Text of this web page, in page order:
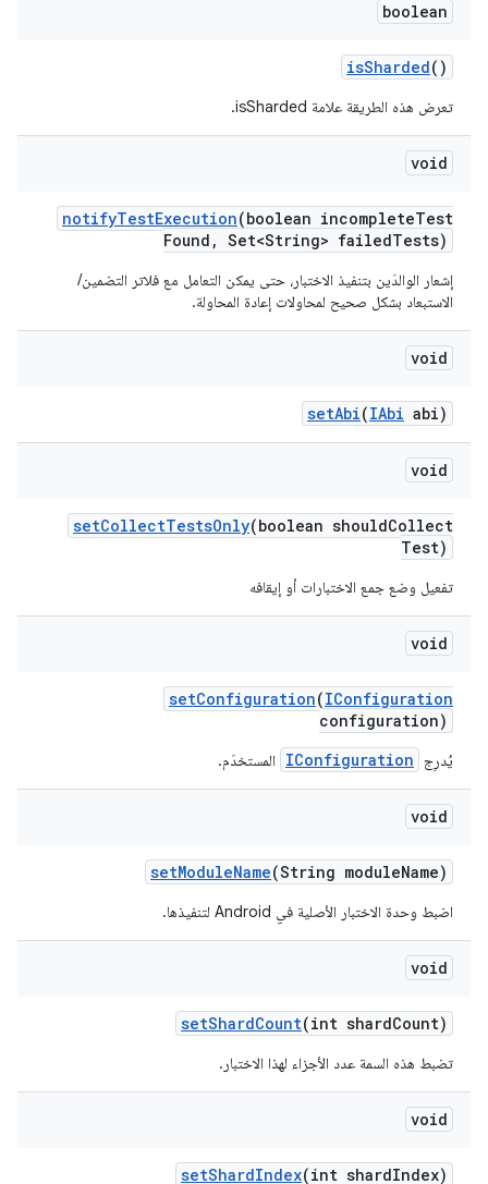
boolean
isSharded()
تعرض هذه الطريقة علامة isSharded.
void
notifyTestExecution(boolean incompleteTest
Found , Set<String> failedTests)
إشعار الوالدَين بتنفيذ الاختبار، حتى يمكن التعامل مع فلاتر التضمين/
الاستبعاد بشكل صحيح لمحاولات إعادة المحاولة.
void
setAbi(IAbi abi)
void
setCollectTestsOnly(boolean shouldCollect
Test)
تفعيل وضع جمع الاختبارات أو إيقافه
void
setConfiguration(IConfiguration
configuration)
يُدرِج IConfiguration المستخدَم.
void
setModuleName(String moduleName)
اضبط وحدة الاختبار الأصلية في Android لتنفيذها.
void
setShardCount(int shardCount)
تضبط هذه السمة عدد الأجزاء لهذا الاختبار.
void
setShardIndex(int shardIndex)